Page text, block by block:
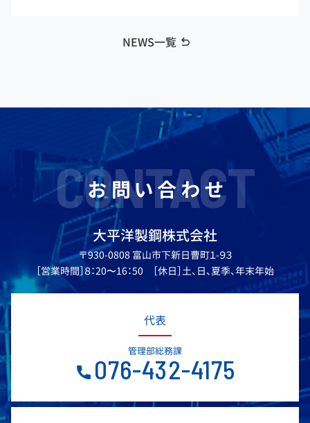
NEWS一覧
CONTACT
お問い合わせ
大平洋製鋼株式会社
〒930-0808 富山市下新日曹町１-９３
［営業時間］８：20〜16：50 ［休日］土、日、夏季、年末年始
代表
管理部総務課
076-432-4175